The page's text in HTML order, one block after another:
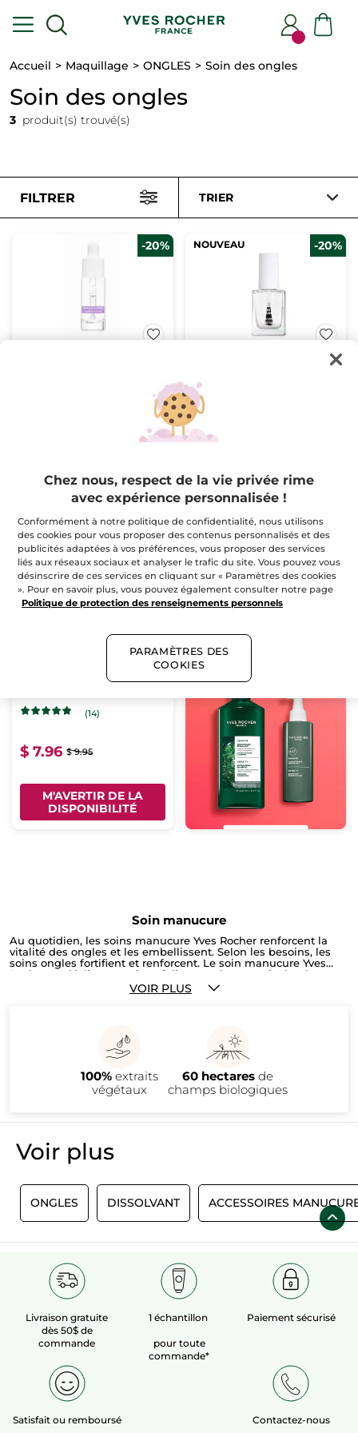
Accueil Maquillage ONGLES Soin des ongles
Soin des ongles
3 produit(s) trouvé(s)
FILTRER TRIER
-20%
AJOUTER AU
PANIER
NOUVEAU -20%
6 ml
M'AVERTIR DE LA
DISPONIBILITÉ
NOUVEAU -20%
(14)
$ 7.96 $ 9.95
M'AVERTIR DE LA
DISPONIBILITÉ
Soin manucure
Au quotidien, les soins manucure Yves Rocher renforcent la
vitalité des ongles et les embellissent. Selon les besoins, les
soins ongles fortifient et renforcent. Le soin manucure Yves
Rocher se décline en soin exfoliant ongles et cuticules, base
ongles renforcés, base ongles anti casse ou vernis séchage
express qui rendent les mains plus belles. Atelier Manucure :
VOIR PLUS
100% extraits
végétaux
60 hectaresde
champs biologiques
Voir plus​
ONGLES DISSOLVANT ACCESSOIRES
Livraison gratuite
dès 50$ de
commande
1 échantillon
pour toute
commande*
Paiement sécurisé
Satisfait ou remboursé Contactez-nous
Chez nous, respect de la vie privée rime
avec expérience personnalisée !
Conformément à notre politique de confidentialité, nous utilisons
des cookies pour vous proposer des contenus personnalisés et des
publicités adaptées à vos préférences, vous proposer des services
liés aux réseaux sociaux et analyser le trafic du site. Vous pouvez vous
désinscrire de ces services en cliquant sur « Paramètres des cookies
». Pour en savoir plus, vous pouvez également consulter notre page
Politique de protection des renseignements personnels
PARAMÈTRES DES
COOKIES